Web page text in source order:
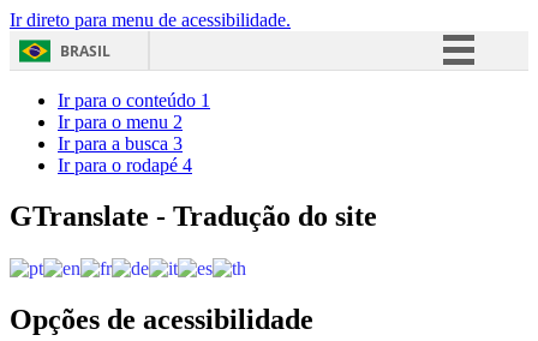
Ir direto para menu de acessibilidade.
BRASIL
Acesso à informação
Ir para o conteúdo 1
Ir para o menu 2
Ir para a busca 3
Ir para o rodapé 4
GTranslate - Tradução do site
Opções de acessibilidade